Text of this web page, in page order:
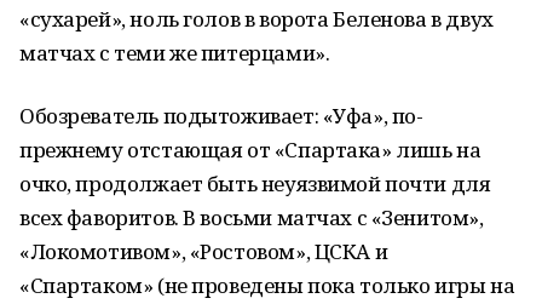
«сухарей», ноль голов в ворота Беленова в двух
матчах с теми же питерцами».
Обозреватель подытоживает: «Уфа», по-
прежнему отстающая от «Спартака» лишь на
очко, продолжает быть неуязвимой почти для
всех фаворитов. В восьми матчах с «Зенитом»,
«Локомотивом», «Ростовом», ЦСКА и
«Спартаком» (не проведены пока только игры на